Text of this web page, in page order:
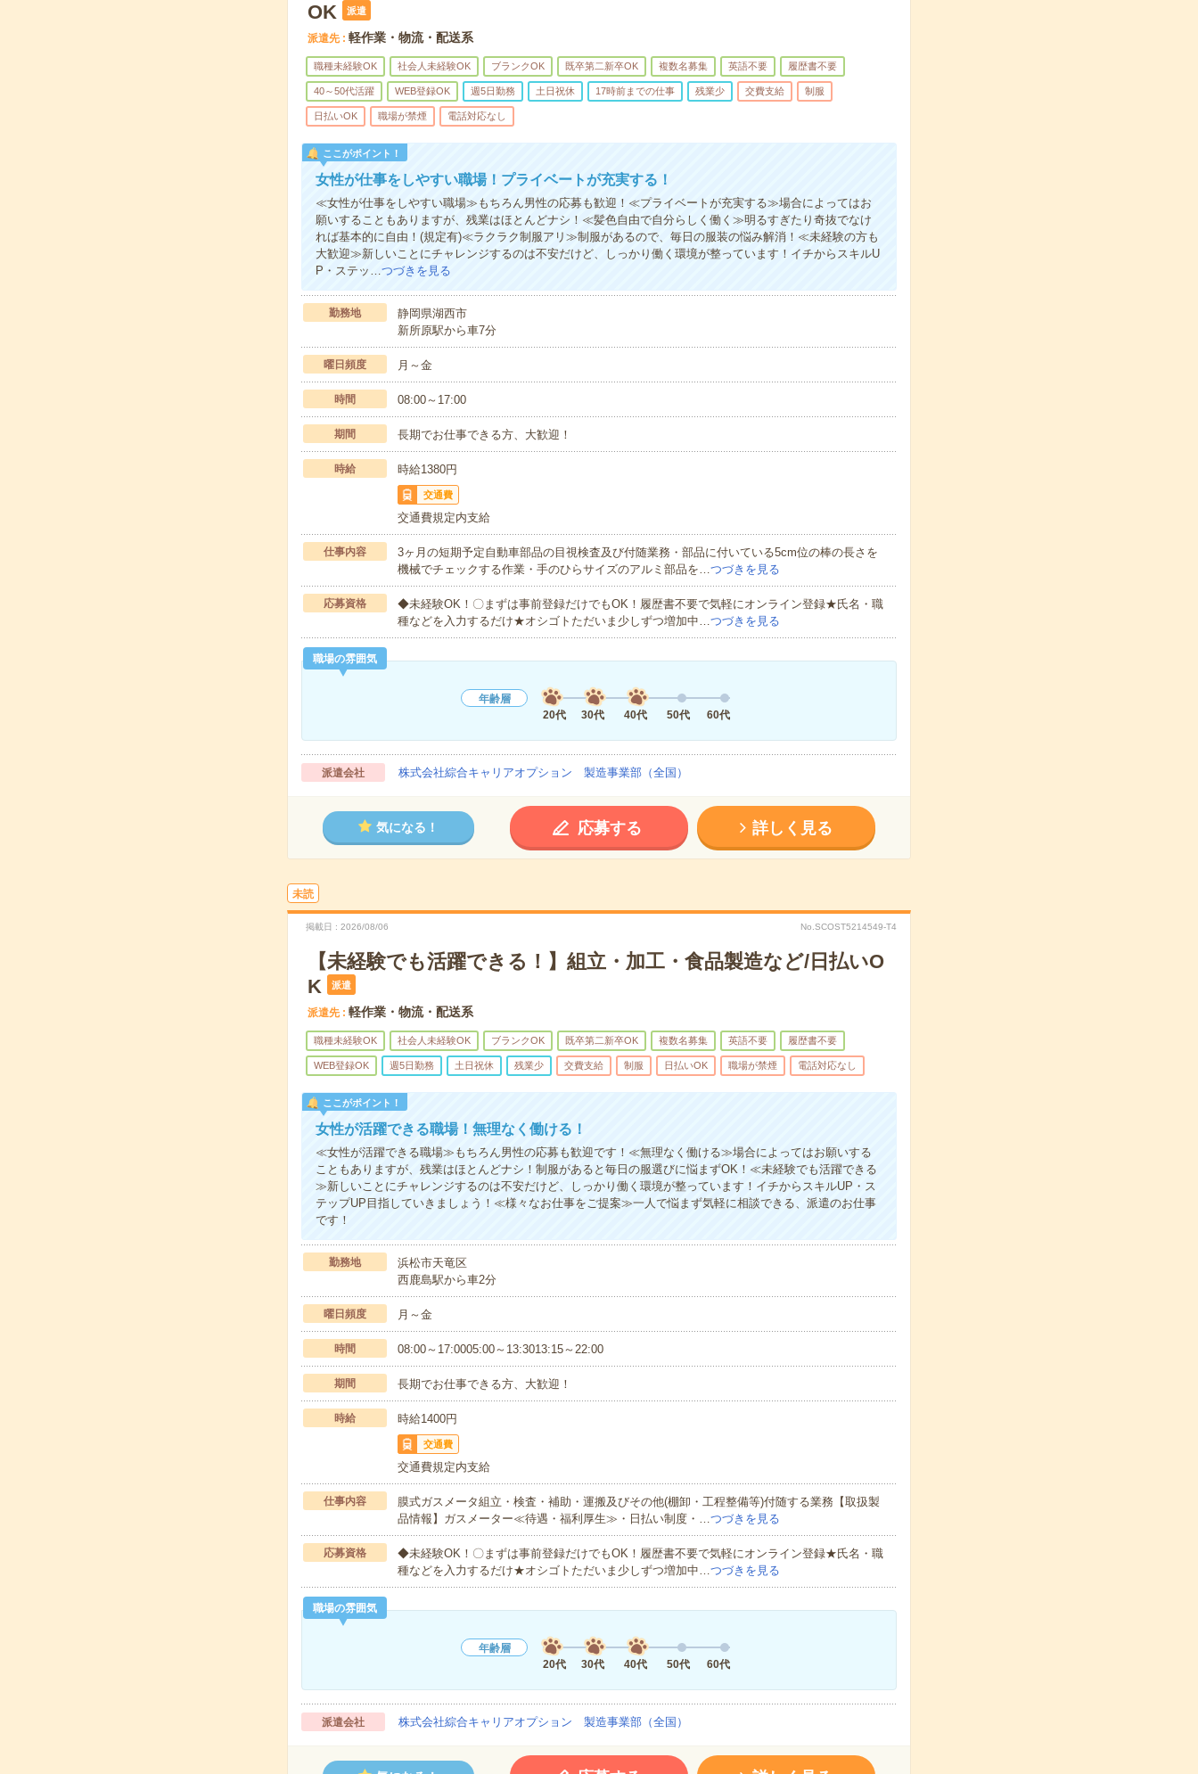
OK
派遣
派遣先 軽作業・物流・配送系
職種未経験OK 社会人未経験OK ブランクOK 既卒第二新卒OK 複数名募集 英語不要 履歴書不要
40～50代活躍 WEB登録OK 週5日勤務 土日祝休 17時前までの仕事 残業少 交費支給 制服
日払いOK 職場が禁煙 電話対応なし
ここがポイント！
女性が仕事をしやすい職場！プライベートが充実する！
≪女性が仕事をしやすい職場≫もちろん男性の応募も歓迎！≪プライベートが充実する≫場合によってはお
願いすることもありますが、残業はほとんどナシ！≪髪色自由で自分らしく働く≫明るすぎたり奇抜でなけ
れば基本的に自由！(規定有)≪ラクラク制服アリ≫制服があるので、毎日の服装の悩み解消！≪未経験の方も
大歓迎≫新しいことにチャレンジするのは不安だけど、しっかり働く環境が整っています！イチからスキルU
P・ステッ…つづきを見る
勤務地
静岡県湖西市
新所原駅から車7分
曜日頻度 月～金
時間 08:00～17:00
期間 長期でお仕事できる方、大歓迎！
時給 時給1380円
交通費
交通費規定内支給
仕事内容
3ヶ月の短期予定自動車部品の目視検査及び付随業務・部品に付いている5cm位の棒の長さを
機械でチェックする作業・手のひらサイズのアルミ部品を…つづきを見る
応募資格
◆未経験OK！〇まずは事前登録だけでもOK！履歴書不要で気軽にオンライン登録★氏名・職
種などを入力するだけ★オシゴトただいま少しずつ増加中…つづきを見る
職場の雰囲気
年齢層
20代
30代 40代 50代 60代
派遣会社 株式会社綜合キャリアオプション 製造事業部（全国）
気になる！ 応募する 詳しく見る
未読
掲載日 2026/08/06 No.SCOST5214549-T4
【未経験でも活躍できる！】組立・加工・食品製造など/日払いO
K
派遣
派遣先 軽作業・物流・配送系
職種未経験OK 社会人未経験OK ブランクOK 既卒第二新卒OK 複数名募集 英語不要 履歴書不要
WEB登録OK 週5日勤務 土日祝休 残業少 交費支給 制服 日払いOK 職場が禁煙 電話対応なし
ここがポイント！
女性が活躍できる職場！無理なく働ける！
≪女性が活躍できる職場≫もちろん男性の応募も歓迎です！≪無理なく働ける≫場合によってはお願いする
こともありますが、残業はほとんどナシ！制服があると毎日の服選びに悩まずOK！≪未経験でも活躍できる
≫新しいことにチャレンジするのは不安だけど、しっかり働く環境が整っています！イチからスキルUP・ス
テップUP目指していきましょう！≪様々なお仕事をご提案≫一人で悩まず気軽に相談できる、派遣のお仕事
です！
勤務地
浜松市天竜区
西鹿島駅から車2分
曜日頻度 月～金
時間 08:00～17:0005:00～13:3013:15～22:00
期間 長期でお仕事できる方、大歓迎！
時給 時給1400円
交通費
交通費規定内支給
仕事内容
膜式ガスメータ組立・検査・補助・運搬及びその他(棚卸・工程整備等)付随する業務【取扱製
品情報】ガスメーター≪待遇・福利厚生≫・日払い制度・…つづきを見る
応募資格
◆未経験OK！〇まずは事前登録だけでもOK！履歴書不要で気軽にオンライン登録★氏名・職
種などを入力するだけ★オシゴトただいま少しずつ増加中…つづきを見る
職場の雰囲気
年齢層
20代
30代 40代 50代 60代
派遣会社 株式会社綜合キャリアオプション 製造事業部（全国）